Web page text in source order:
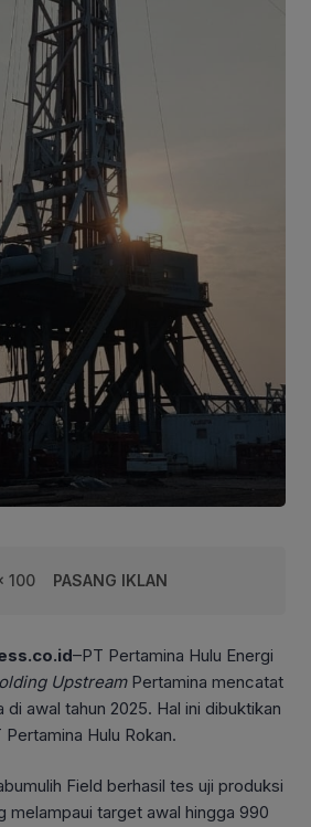
100 PASANG IKLAN
–PT Pertamina Hulu Energi
UpstreamPertamina mencatat
di awal tahun 2025. Hal ini dibuktikan
Hulu Rokan.
Field berhasil tes uji produksi
melampaui target awal hingga 990